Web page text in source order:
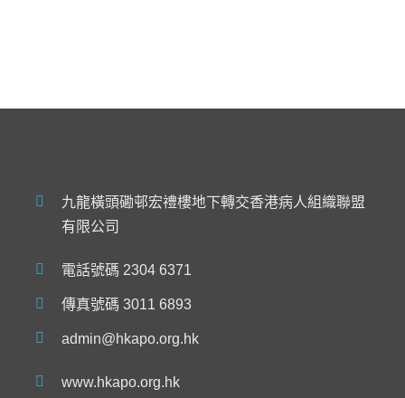
九龍橫頭磡邨宏禮樓地下轉交香港病人組織聯盟
有限公司
電話號碼 2304 6371
傳真號碼 3011 6893
admin@hkapo.org.hk
www.hkapo.org.hk